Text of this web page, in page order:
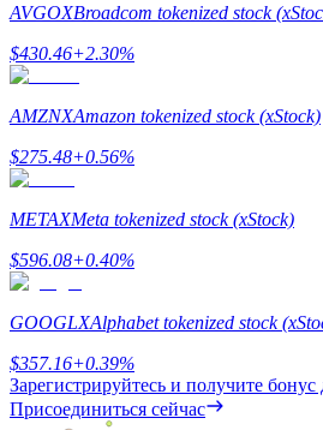
Share 500000 CASHCAT prize
Exclusive for BitMart Users
AVGOXBroadcom tokenized stock
$430.46+2.30%
AMZNXAmazon tokenized stock (xStock)
$275.48+0.56%
METAXMeta tokenized stock (xStock)
$596.08+0.40%
GOOGLXAlphabet tokenized stock
$357.16+0.39%
Зарегистрируйтесь и получите бонус
Присоединиться сейчас